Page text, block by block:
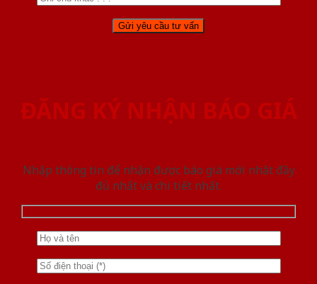
ĐĂNG KÝ NHẬN BÁO GIÁ
Nhập thông tin để nhận được báo giá mới nhât đầy
đủ nhất và chi tiết nhất.